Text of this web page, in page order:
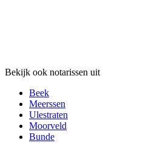
Bekijk ook notarissen uit
Beek
Meerssen
Ulestraten
Moorveld
Bunde